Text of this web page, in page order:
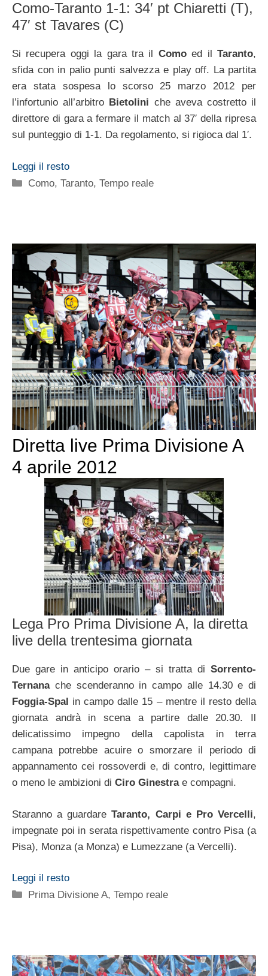
Como-Taranto 1-1: 34′ pt Chiaretti (T),
47′ st Tavares (C)
Si recupera oggi la gara tra il Comoed ilTaranto,
sfida con in palio punti salvezza e play off. La partita
era stata sospesa lo scorso 25 marzo 2012 per
l’infortunio all’arbitro Bietolini che aveva costretto il
direttore di gara a fermare il match al 37′ della ripresa
sul punteggio di 1-1. Da regolamento, si rigioca dal 1′.
Leggi il resto
Categorie
Como,Taranto,Tempo reale
Diretta live Prima Divisione A
4 aprile 2012
Lega Pro Prima Divisione A, la diretta
live della trentesima giornata
Due gare in anticipo orario – si tratta di Sorrento-
Ternanache scenderanno in campo alle 14.30 e di
Foggia-Spal in campo dalle 15 – mentre il resto della
giornata andrà in scena a partire dalle 20.30. Il
delicatissimo impegno della capolista in terra
campana potrebbe acuire o smorzare il periodo di
appannamento cei rossoverdi e, di contro, legittimare
o meno le ambizioni di Ciro Ginestrae compagni.
Staranno a guardareTaranto, Carpi e Pro Vercelli,
impegnate poi in serata rispettivamente contro Pisa (a
Pisa), Monza (a Monza) e Lumezzane (a Vercelli).
Leggi il resto
Categorie
Prima Divisione A,Tempo reale